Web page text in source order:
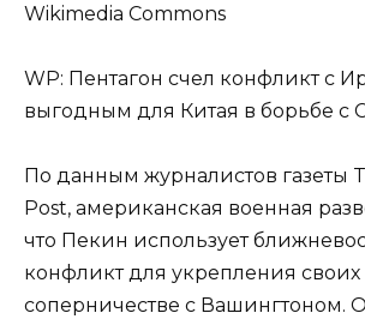
Wikimedia Commons
WP: Пентагон счел конфликт с
выгодным для Китая в борьбе с
По данным журналистов газеты
Post, американская военная
что Пекин использует
конфликт для укрепления
соперничестве с Вашингтоном.